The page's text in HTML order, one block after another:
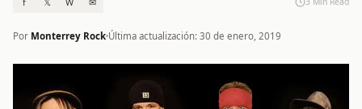
Por Monterrey Rock Última actualización: 30 de enero, 2019